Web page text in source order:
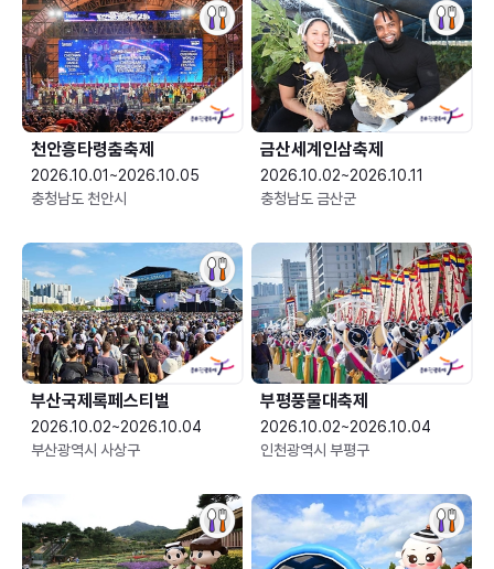
천안흥타령춤축제
2026.10.01~2026.10.05
충청남도 천안시
금산세계인삼축제
2026.10.02~2026.10.11
충청남도 금산군
부산국제록페스티벌
2026.10.02~2026.10.04
부산광역시 사상구
부평풍물대축제
2026.10.02~2026.10.04
인천광역시 부평구